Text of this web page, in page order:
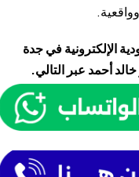
الإلكترونية في جدة
أحمد عبر التالي.